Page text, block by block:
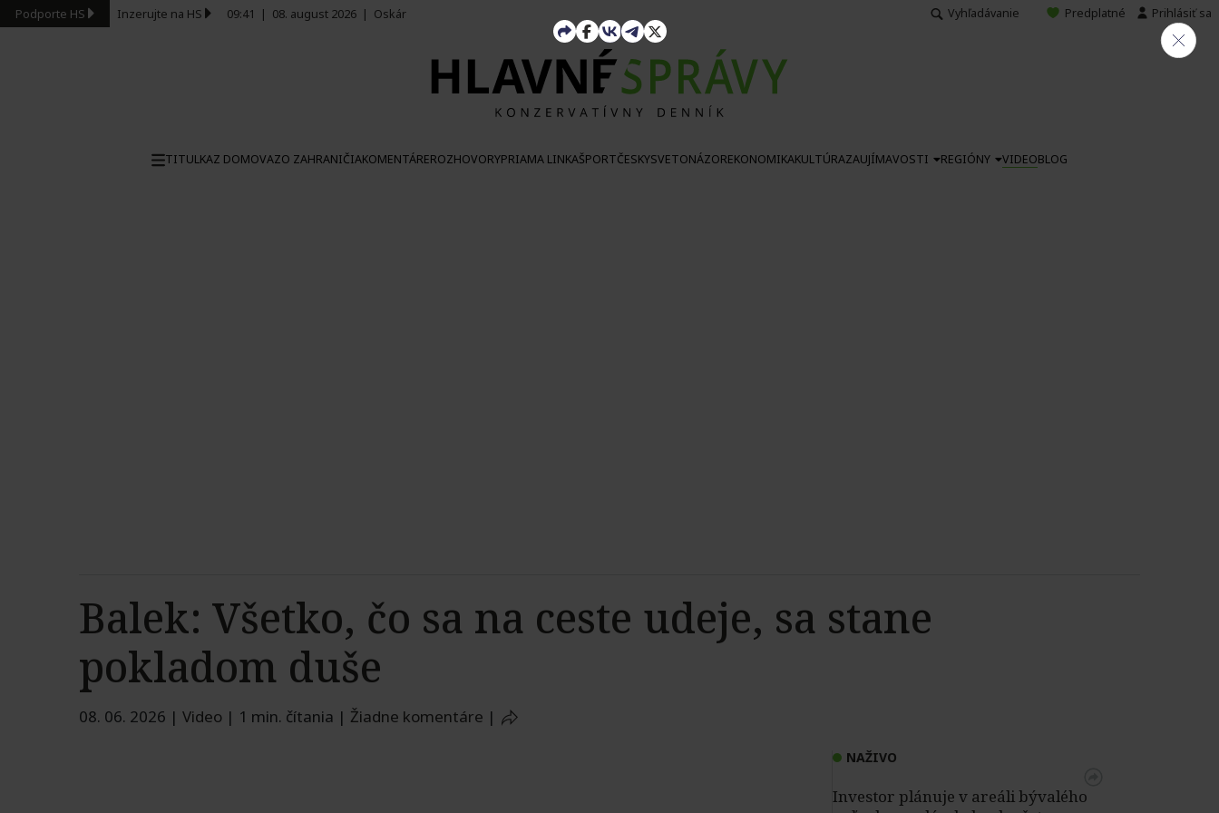
Podporte HS Inzerujte na HS 09:41 | 08. august 2026 | Oskár Vyhľadávanie Predplatné Prihlásiť sa
TITULKAZ DOMOVAZO ZAHRANIČIAKOMENTÁREROZHOVORYPRIAMA LINKAŠPORTČESKYSVETONÁZOREKONOMIKAKULTÚRAZAUJÍMAVOSTI REGIÓNY VIDEOBLOG
Balek: Všetko, čo sa na ceste udeje, sa stane
pokladom duše
08. 06. 2026 | Video | 1 min. čítania | Žiadne komentáre |
NAŽIVO
Investor plánuje v areáli bývalého